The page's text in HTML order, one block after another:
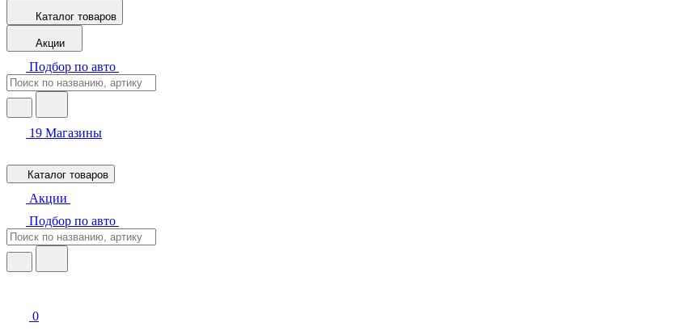
Каталог товаров
Акции
Подбор по авто
19 Магазины
Каталог товаров
Акции
Подбор по авто
0